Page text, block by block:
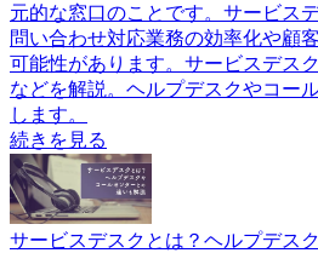
元的な窓口のことです。サービス
問い合わせ対応業務の効率化や顧
可能性があります。サービスデス
などを解説。ヘルプデスクやコー
します。
続きを見る
サービスデスクとは？ヘルプデス